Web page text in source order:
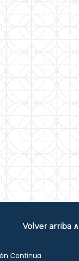
Volver arriba ∧
Continua